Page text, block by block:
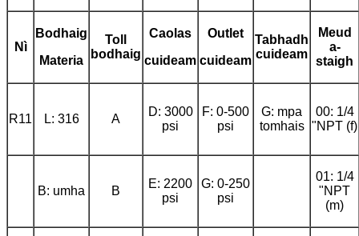
Nì
Bodhaig
Materia
Toll
bodhaig
Caolas
cuideam
Outlet
cuideam
Tabhadh
cuideam
Meud
a-
staigh
R11 L: 316 A
D: 3000
psi
F: 0-500
psi
G: mpa
tomhais
00: 1/4
"NPT (f)
B: umha B
E: 2200
psi
G: 0-250
psi
01: 1/4
"NPT
(m)